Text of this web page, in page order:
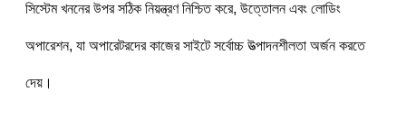
সিস্টেম খননের উপর সঠিক নিয়ন্ত্রণ নিশ্চিত করে, উত্তোলন এবং লোডিং
অপারেশন, যা অপারেটরদের কাজের সাইটে সর্বোচ্চ উত্পাদনশীলতা অর্জন করতে
দেয়।